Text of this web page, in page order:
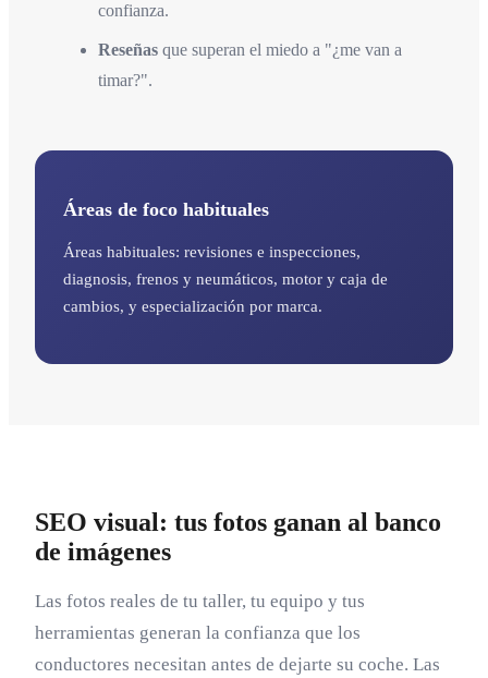
confianza.
Reseñasque superan el miedo a "¿me van a
timar?".
Áreas de foco habituales
Áreas habituales: revisiones e inspecciones,
diagnosis, frenos y neumáticos, motor y caja de
cambios, y especialización por marca.
SEO visual: tus fotos ganan al banco
de imágenes
Las fotos reales de tu taller, tu equipo y tus
herramientas generan la confianza que los
conductores necesitan antes de dejarte su coche. Las